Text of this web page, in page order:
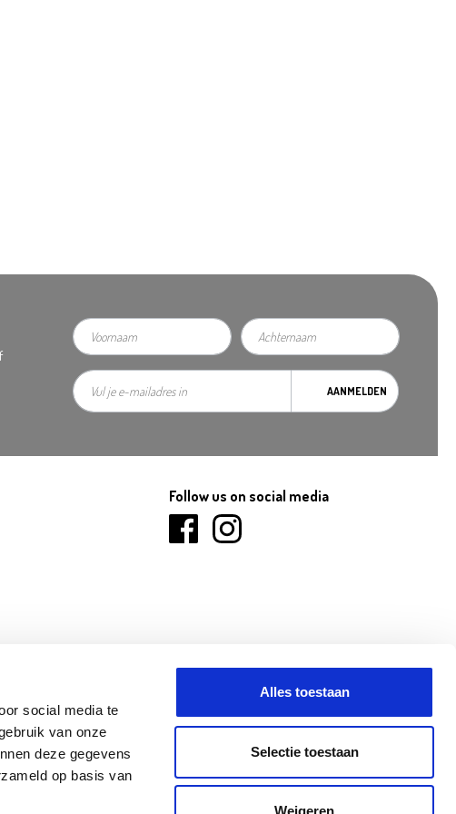
social media te
van onze
deze gegevens
op basis van
Alles toestaan
Selectie toestaan
Weigeren
AANMELDEN
Follow us on social media
OLEN